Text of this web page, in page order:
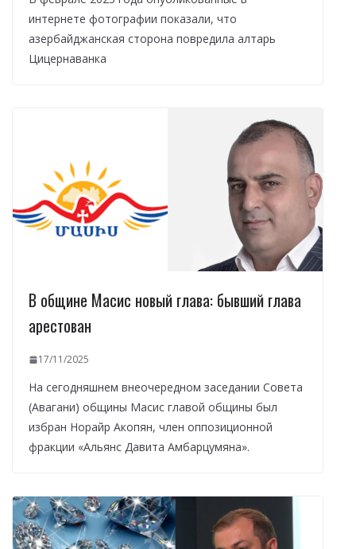
интернете фотографии показали, что
азербайджанская сторона повредила алтарь
Цицернаванка
В общине Масис новый глава: бывший глава
арестован
17/11/2025
На сегодняшнем внеочередном заседании Совета
(Авагани) общины Масис главой общины был
избран Норайр Акопян, член оппозиционной
фракции «Альянс Давита Амбарцумяна».